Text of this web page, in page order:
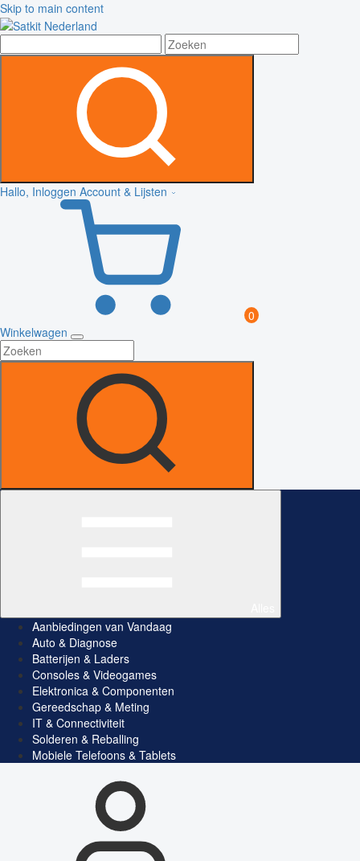
Skip to main content
Hallo, Inloggen Account & Lijsten
0
Winkelwagen
Aanbiedingen van Vandaag
Auto & Diagnose
Batterijen & Laders
Consoles & Videogames
Elektronica & Componenten
Gereedschap & Meting
IT & Connectiviteit
Solderen & Reballing
Mobiele Telefoons & Tablets